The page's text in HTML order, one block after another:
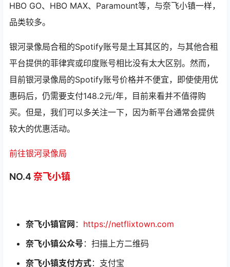
HBO GO、HBO MAX、Paramount等，与奈飞小镇一样，
品类较多。
银河录像局合租的Spotify账号是土耳其区的，与其他合租
平台提供的菲律宾或印度账号相比没有太大区别。然而，
目前银河录像局的Spotify账号价格并不便宜，即使使用优
惠码后，仍需要支付148.2元/年，目前来看并不值得购
买。但是，我们可以多关注一下，因为新平台通常会提供
较大的优惠活动。
前往银河录像局
NO.4奈飞小镇
奈飞小镇官网 ： https://netflixtown.com
奈飞小镇公众号 ：扫描上方二维码
奈飞小镇支付方式：支付宝